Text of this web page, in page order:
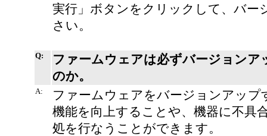
実行」ボタンをクリックして、バー
さい。
Q:
ファームウェアは必ずバージョン
のか。
A:
ファームウェアをバージョンアップ
機能を向上することや、機器に不具
処を行なうことができます。